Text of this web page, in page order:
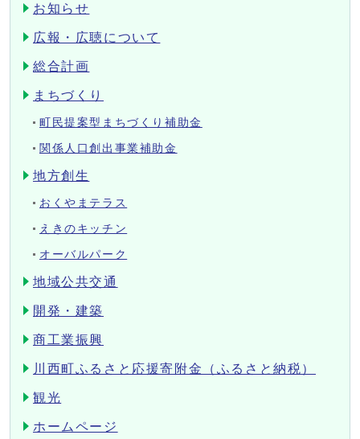
お知らせ
広報・広聴について
総合計画
まちづくり
町民提案型まちづくり補助金
関係人口創出事業補助金
地方創生
おくやまテラス
えきのキッチン
オーバルパーク
地域公共交通
開発・建築
商工業振興
川西町ふるさと応援寄附金（ふるさと納税）
観光
ホームページ